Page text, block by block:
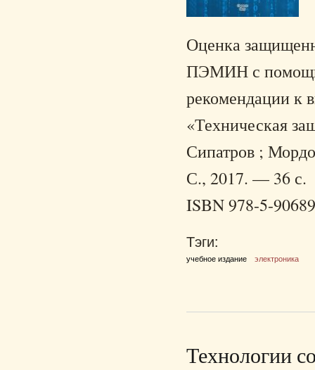
Оценка
ПЭМИН с
рекомендации к
«Техническая
Сипатров ;
С., 2017. — 36 с.
ISBN 978-5-
Тэги:
учебное издание электроника
Технологии